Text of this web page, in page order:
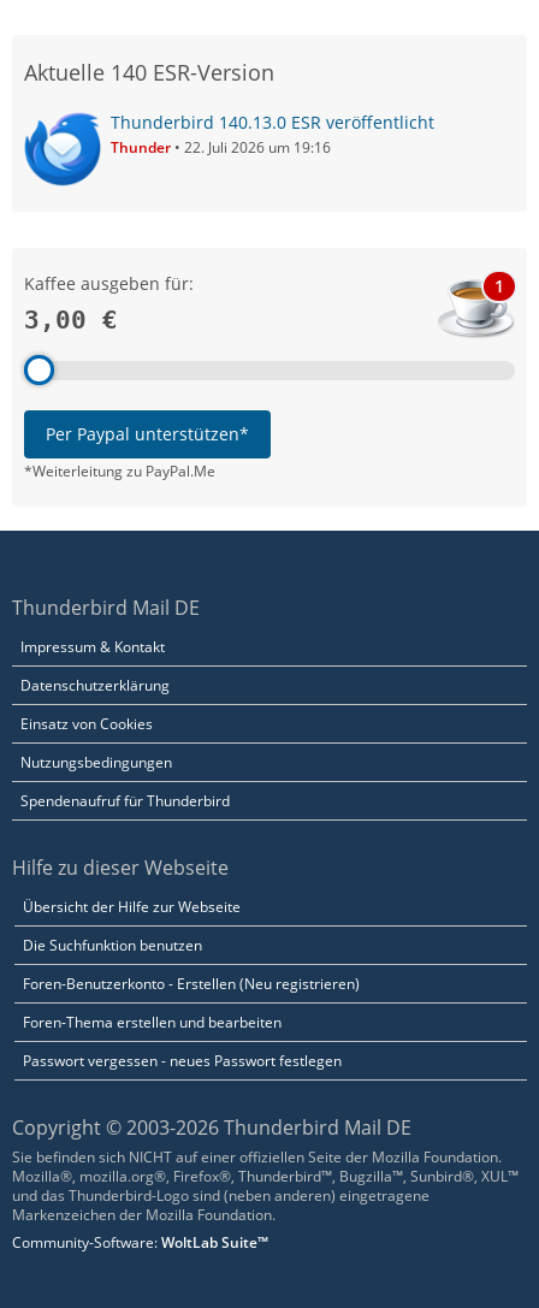
Aktuelle 140 ESR-Version
Thunderbird 140.13.0 ESR veröffentlicht
Thunder 22. Juli 2026 um 19:16
Kaffee ausgeben für:
3,00 €
1
Per Paypal unterstützen*
*Weiterleitung zu PayPal.Me
Thunderbird Mail DE
Impressum & Kontakt
Datenschutzerklärung
Einsatz von Cookies
Nutzungsbedingungen
Spendenaufruf für Thunderbird
Hilfe zu dieser Webseite
Übersicht der Hilfe zur Webseite
Die Suchfunktion benutzen
Foren-Benutzerkonto - Erstellen (Neu registrieren)
Foren-Thema erstellen und bearbeiten
Passwort vergessen - neues Passwort festlegen
Copyright © 2003-2026 Thunderbird Mail DE
Sie befinden sich NICHT auf einer offiziellen Seite der Mozilla Foundation.
Mozilla®, mozilla.org®, Firefox®, Thunderbird™, Bugzilla™, Sunbird®, XUL™
und das Thunderbird-Logo sind (neben anderen) eingetragene
Markenzeichen der Mozilla Foundation.
Community-Software:WoltLab Suite™